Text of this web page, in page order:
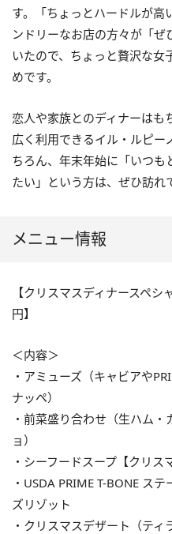
す。「ちょっとハードルが
ンドリーなお店の方々が「ぜ
いたので、ちょっと贅沢な女
めです。
恋人や家族とのディナーはも
広く利用できるイル・ルピー
ちろん、年末年始に「いつも
たい」という方は、ぜひ訪れ
メニュー情報
【クリスマスディナースペ
円】
＜内容＞
・アミューズ（キャビアや
ナッペ）
・前菜盛り合わせ（生ハム
ョ）
・シーフードスープ【クリス
・USDA PRIME T-BONE ス
ズリゾット
・クリスマスデザート（ティ